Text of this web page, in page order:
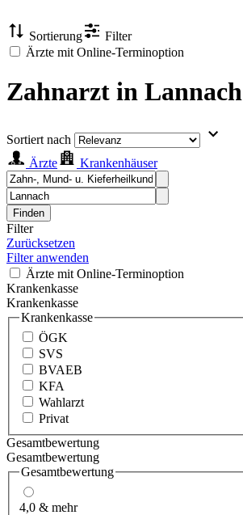
Sortierung
Filter
Ärzte mit Online-Terminoption
Zahnarzt in Lannach
Sortiert nach
Ärzte
Krankenhäuser
Finden
Filter
Zurücksetzen
Filter anwenden
Ärzte mit Online-Terminoption
Krankenkasse
Krankenkasse
Krankenkasse
ÖGK
SVS
BVAEB
KFA
Wahlarzt
Privat
Gesamtbewertung
Gesamtbewertung
Gesamtbewertung
4,0 & mehr